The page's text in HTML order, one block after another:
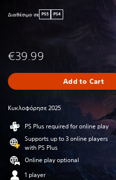
Διαθέσιμο σε PS5 PS4
€39.99
Add to Cart
Κυκλοφόρησε 2025
PS Plus required for online play
Supports up to 3 online players
with PS Plus
Online play optional
1 player